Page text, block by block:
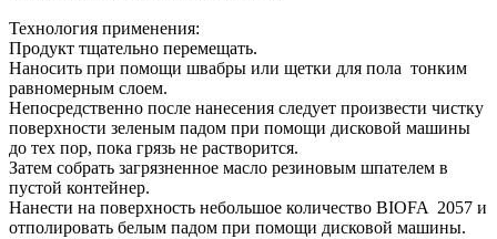
Технология применения:
Продукт тщательно перемещать.
Наносить при помощи швабры или щетки для пола тонким
равномерным слоем.
Непосредственно после нанесения следует произвести чистку
поверхности зеленым падом при помощи дисковой машины
до тех пор, пока грязь не растворится.
Затем собрать загрязненное масло резиновым шпателем в
пустой контейнер.
Нанести на поверхность небольшое количество BIOFA 2057 и
отполировать белым падом при помощи дисковой машины.